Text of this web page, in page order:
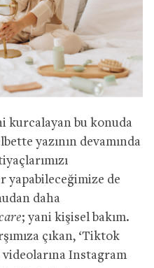
kurcalayan bu konuda
yazının devamında
de
daha
; yani kişisel bakım.
çıkan, ‘Tiktok
videolarına Instagram